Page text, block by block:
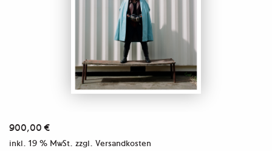
900,00€
inkl. 19 % MwSt. zzgl. Versandkosten